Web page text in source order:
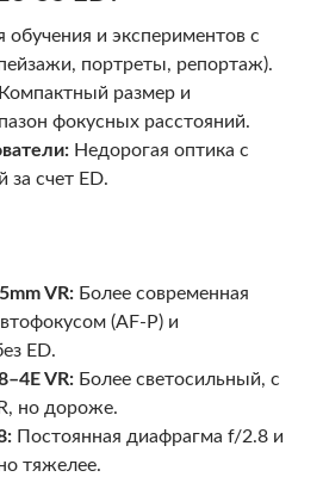
и экспериментов с
портреты, репортаж).
Компактный размер и
фокусных расстояний.
Недорогая оптика с
за счет ED.
VR: Более современная
(AF-P) и
ED.
VR: Более светосильный, с
но дороже.
Постоянная диафрагма f/2.8 и
тяжелее.